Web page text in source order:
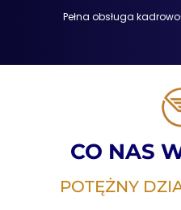
Pełna obsługa
CO NAS
POTĘŻNY